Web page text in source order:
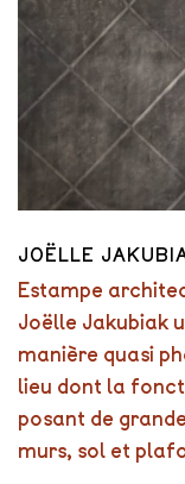
JOËLLE
Estampe
Joëlle Jakubiak
manière quasi
lieu dont la
posant de
murs, sol et